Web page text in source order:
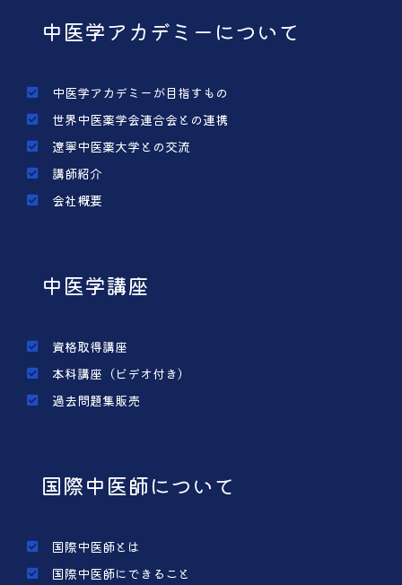
中医学アカデミーについて
中医学アカデミーが目指すもの
世界中医薬学会連合会との連携
遼寧中医薬大学との交流
講師紹介
会社概要
中医学講座
資格取得講座
本科講座（ビデオ付き）
過去問題集販売
国際中医師について
国際中医師とは
国際中医師にできること